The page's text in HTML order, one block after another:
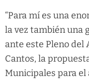
“Para mí es una
la vez también una
ante este Pleno del
Cantos, la
Municipales para el